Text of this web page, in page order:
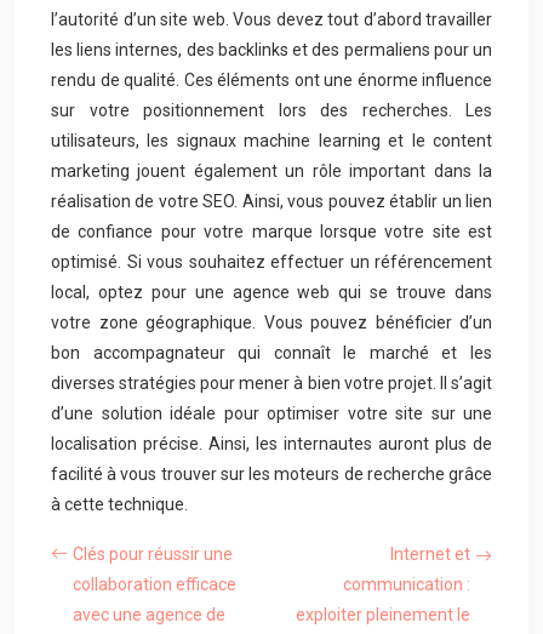
l’autorité d’un site web. Vous devez tout d’abord travailler
les liens internes, des backlinks et des permaliens pour un
rendu de qualité. Ces éléments ont une énorme influence
sur votre positionnement lors des recherches. Les
utilisateurs, les signaux machine learning et le content
marketing jouent également un rôle important dans la
réalisation de votre SEO. Ainsi, vous pouvez établir un lien
de confiance pour votre marque lorsque votre site est
optimisé. Si vous souhaitez effectuer un référencement
local, optez pour une agence web qui se trouve dans
votre zone géographique. Vous pouvez bénéficier d’un
bon accompagnateur qui connaît le marché et les
diverses stratégies pour mener à bien votre projet. Il s’agit
d’une solution idéale pour optimiser votre site sur une
localisation précise. Ainsi, les internautes auront plus de
facilité à vous trouver sur les moteurs de recherche grâce
à cette technique.
Clés pour réussir une
collaboration efficace
avec une agence de
Internet et
communication :
exploiter pleinement le